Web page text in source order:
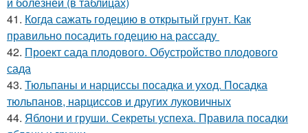
41. Когда сажать годецию в открытый грунт. Как
правильно посадить годецию на рассаду
42. Проект сада плодового. Обустройство плодового
сада
43. Тюльпаны и нарциссы посадка и уход. Посадка
тюльпанов, нарциссов и других луковичных
44. Яблони и груши. Секреты успеха. Правила посадки